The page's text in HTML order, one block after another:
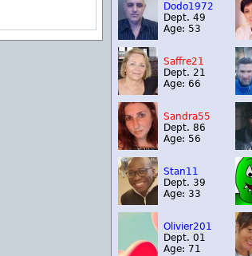
Dodo1972
Dept. 49
Age: 53
Saffre21
Dept. 21
Age: 66
Sandra55
Dept. 86
Age: 56
Stan11
Dept. 39
Age: 33
Olivier201
Dept. 01
Age: 71